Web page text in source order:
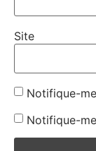
Site
Notifique-
Notifique-